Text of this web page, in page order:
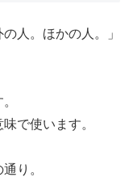
人。ほかの人。」
で使います。
り。